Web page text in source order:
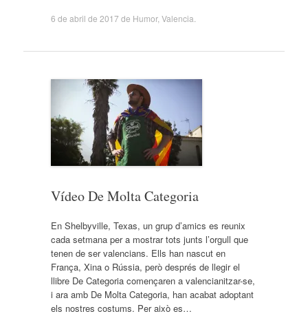
6 de abril de 2017 de Humor, Valencia
Vídeo De Molta Categoria
En Shelbyville, Texas, un grup d’amics es reunix
cada setmana per a mostrar tots junts l’orgull que
tenen de ser valencians. Ells han nascut en
França, Xina o Rússia, però després de llegir el
llibre De Categoria començaren a valencianitzar-se,
i ara amb De Molta Categoria, han acabat adoptant
els nostres costums. Per això es…